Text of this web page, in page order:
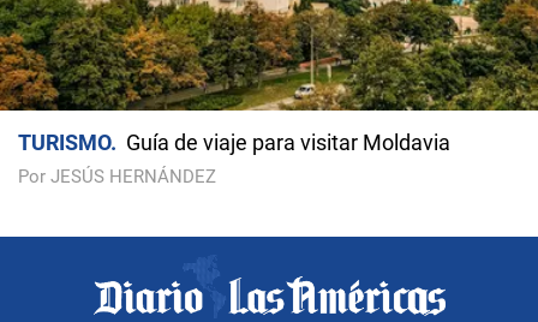
TURISMO Guía de viaje para visitar Moldavia
Por JESÚS HERNÁNDEZ